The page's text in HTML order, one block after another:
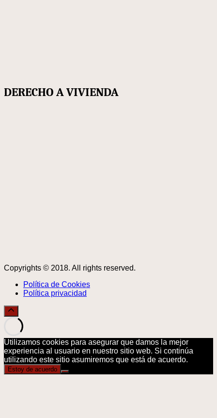
DERECHO A VIVIENDA
Copyrights © 2018. All rights reserved.
Política de Cookies
Política privacidad
Utilizamos cookies para asegurar que damos la mejor
experiencia al usuario en nuestro sitio web. Si continúa
utilizando este sitio asumiremos que está de acuerdo.
Estoy de acuerdo